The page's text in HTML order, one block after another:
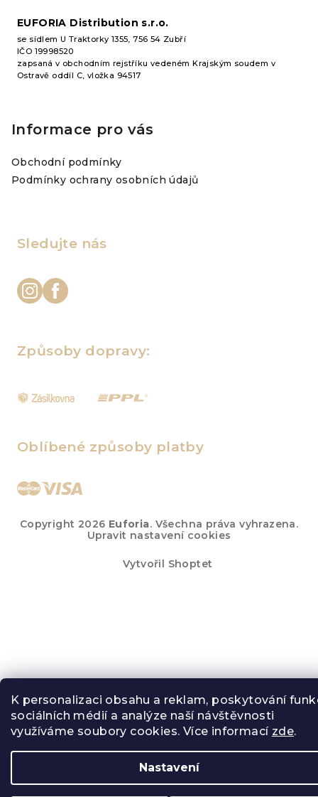
K personalizaci obsahu a reklam, poskytování
sociálních médií a analýze naší návštěvnosti
využíváme soubory cookies. Více informací zde.
Nastavení
EUFORIA Distribution s.r.o.
se sídlem U Traktorky 1355, 756 54 Zubří
IČO 19998520
zapsaná v obchodním rejstříku vedeném Krajským soudem v
Ostravě oddíl C, vložka 94517
Informace pro vás
Obchodní podmínky
Podmínky ochrany osobních údajů
Sledujte nás
Způsoby dopravy:
Oblíbené způsoby platby
Copyright 2026 Euforia. Všechna práva vyhrazena.
Upravit nastavení cookies
Vytvořil Shoptet